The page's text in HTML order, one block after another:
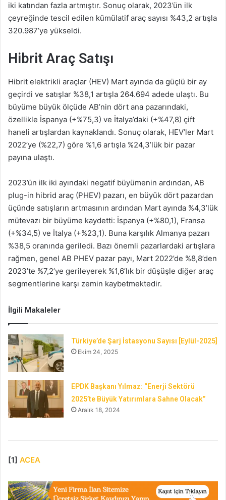
iki katından fazla artmıştır. Sonuç olarak, 2023’ün ilk
çeyreğinde tescil edilen kümülatif araç sayısı %43,2 artışla
320.987’ye yükseldi.
Hibrit Araç Satışı
Hibrit elektrikli araçlar (HEV) Mart ayında da güçlü bir ay
geçirdi ve satışlar %38,1 artışla 264.694 adede ulaştı. Bu
büyüme büyük ölçüde AB’nin dört ana pazarındaki,
özellikle İspanya (+%75,3) ve İtalya’daki (+%47,8) çift
haneli artışlardan kaynaklandı. Sonuç olarak, HEV’ler Mart
2022’ye (%22,7) göre %1,6 artışla %24,3’lük bir pazar
payına ulaştı.
2023’ün ilk iki ayındaki negatif büyümenin ardından, AB
plug-in hibrid araç (PHEV) pazarı, en büyük dört pazardan
üçünde satışların artmasının ardından Mart ayında %4,3’lük
mütevazı bir büyüme kaydetti: İspanya (+%80,1), Fransa
(+%34,5) ve İtalya (+%23,1). Buna karşılık Almanya pazarı
%38,5 oranında geriledi. Bazı önemli pazarlardaki artışlara
rağmen, genel AB PHEV pazar payı, Mart 2022’de %8,8’den
2023’te %7,2’ye gerileyerek %1,6’lık bir düşüşle diğer araç
segmentlerine karşı zemin kaybetmektedir.
İlgili Makaleler
Türkiye’de Şarj İstasyonu Sayısı [Eylül-2025]
Ekim 24, 2025
EPDK Başkanı Yılmaz: “Enerji Sektörü
2025’te Büyük Yatırımlara Sahne Olacak”
Aralık 18, 2024
[1] ACEA